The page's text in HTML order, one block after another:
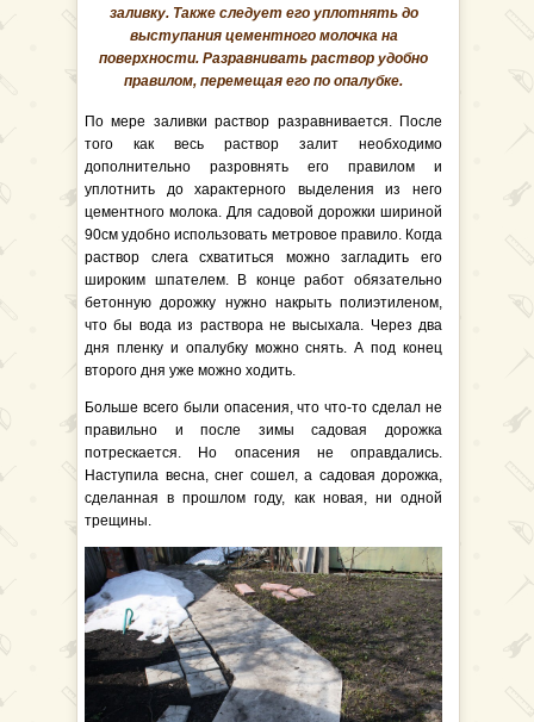
заливку. Также следует его уплотнять до
выступания цементного молочка на
поверхности. Разравнивать раствор удобно
правилом, перемещая его по опалубке.
По мере заливки раствор разравнивается. После
того как весь раствор залит необходимо
дополнительно разровнять его правилом и
уплотнить до характерного выделения из него
цементного молока. Для садовой дорожки шириной
90см удобно использовать метровое правило. Когда
раствор слега схватиться можно загладить его
широким шпателем. В конце работ обязательно
бетонную дорожку нужно накрыть полиэтиленом,
что бы вода из раствора не высыхала. Через два
дня пленку и опалубку можно снять. А под конец
второго дня уже можно ходить.
Больше всего были опасения, что что-то сделал не
правильно и после зимы садовая дорожка
потрескается. Но опасения не оправдались.
Наступила весна, снег сошел, а садовая дорожка,
сделанная в прошлом году, как новая, ни одной
трещины.